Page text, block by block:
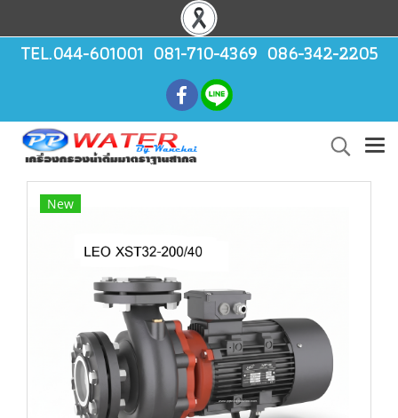
TEL.044-601001 081-710-4369 086-342-2205
New